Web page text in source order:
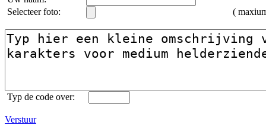
Selecteer foto:
(
Typ de code over:
Verstuur